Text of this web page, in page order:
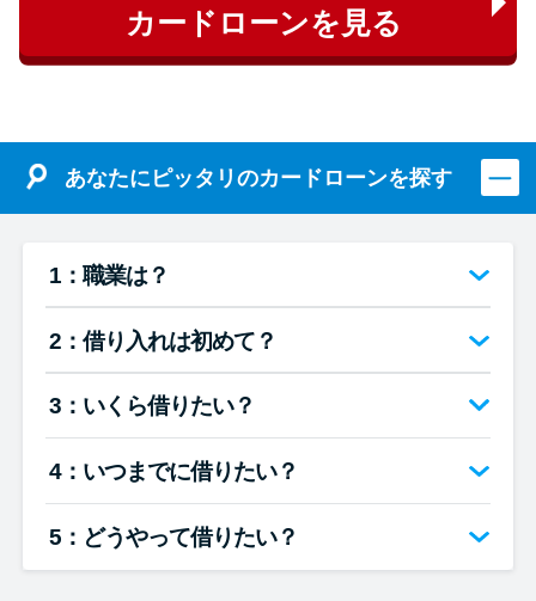
カードローンを見る
あなたにピッタリのカードローンを探す
1：職業は？
2：借り入れは初めて？
3：いくら借りたい？
4：いつまでに借りたい？
5：どうやって借りたい？